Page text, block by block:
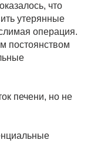
что
утерянные
операция.
постоянством
печени, но не